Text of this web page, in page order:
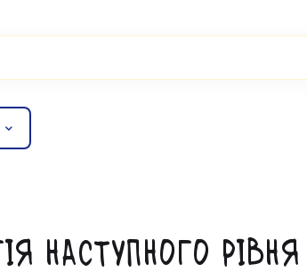
Наступного Рівня